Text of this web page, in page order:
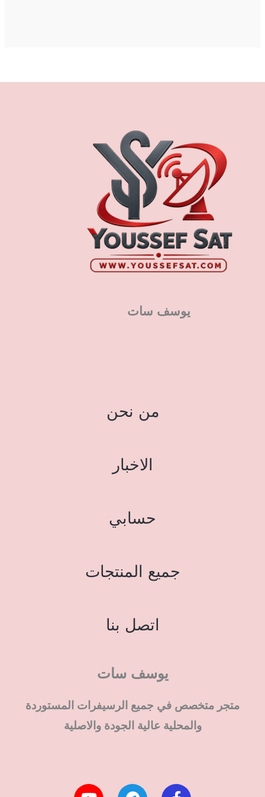
يوسف سات
من نحن
الاخبار
حسابي
جميع المنتجات
اتصل بنا
يوسف سات
متجر متخصص في جميع الرسيفرات المستوردة
والمحلية عالية الجودة والاصلية